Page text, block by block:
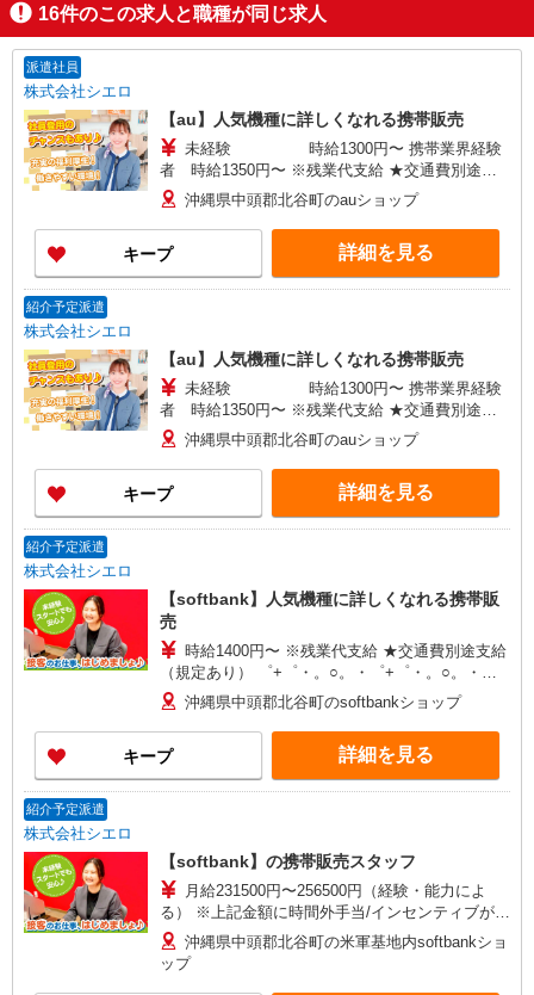
16件のこの求人と職種が同じ求人
派遣社員
株式会社シエロ
【au】人気機種に詳しくなれる携帯販売
未経験 時給1300円〜 携帯業界経験
者 時給1350円〜 ※残業代支給 ★交通費別途支
給（規定あり） ゜+゜・。○。・゜+゜・。
○。・゜+゜ 入社祝い金10万円支給(規定有) お友達
を紹介頂くと, インセンティブ支給(規定有) ★月2
回払い・週払い可能（規程有）★ ゜・。○。・゜
+゜・。○。・゜+゜
沖縄県中頭郡北谷町のauショップ
キープ 詳細を見る
紹介予定派遣
株式会社シエロ
【au】人気機種に詳しくなれる携帯販売
未経験 時給1300円〜 携帯業界経験
者 時給1350円〜 ※残業代支給 ★交通費別途支
給（規定あり） ゜+゜・。○。・゜+゜・。
○。・゜+゜ 入社祝い金10万円支給(規定有) お友達
を紹介頂くと, インセンティブ支給(規定有) ★月2
回払い・週払い可能（規程有）★ ゜・。○。・゜
+゜・。○。・゜+゜
沖縄県中頭郡北谷町のauショップ
キープ 詳細を見る
紹介予定派遣
株式会社シエロ
【softbank】人気機種に詳しくなれる携帯販
売
時給1400円〜 ※残業代支給 ★交通費別途支給
（規定あり） ゜+゜・。○。・゜+゜・。○。・゜
+゜ 入社祝い金10万円支給(規定有) お友達を紹介
頂くと, インセンティブ支給(規定有) ★月2回払
い・週払い可能（規程有）★ ゜・。○。・゜
+゜・。○。・゜+゜
沖縄県中頭郡北谷町のsoftbankショップ
キープ 詳細を見る
紹介予定派遣
株式会社シエロ
【softbank】の携帯販売スタッフ
月給231500円〜256500円（経験・能力によ
る） ※上記金額に時間外手当/インセンティブが加
算・賞与あり・時間外手当あり（平均残業時間：
10h/月）・地域手当/職能手当あり・Workstyle支
援金（4000円/月）あり・実績によりインセンティ
沖縄県中頭郡北谷町の米軍基地内softbankショ
ップ